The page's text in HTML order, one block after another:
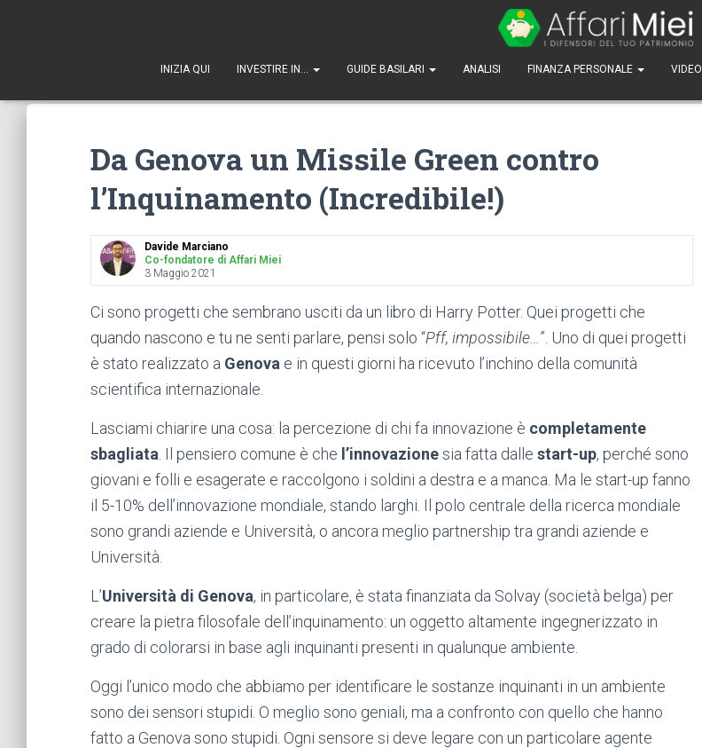
INIZIA QUI INVESTIRE IN… GUIDE BASILARI ANALISI FINANZA PERSONALE VIDEO
Da Genova un Missile Green contro
l’Inquinamento (Incredibile!)
Davide Marciano
Co-fondatore di Affari Miei
3 Maggio 2021
Ci sono progetti che sembrano usciti da un libro di Harry Potter. Quei progetti che
quando nascono e tu ne senti parlare, pensi solo “Pff, impossibile… ”. Uno di quei progetti
è stato realizzato a Genova e in questi giorni ha ricevuto l’inchino della comunità
scientifica internazionale.
Lasciami chiarire una cosa: la percezione di chi fa innovazione è completamente
sbagliata Il pensiero comune è che l’innovazionesia fatta dalle start-up, perché sono
giovani e folli e esagerate e raccolgono i soldini a destra e a manca. Ma le start-up fanno
il 5-10% dell’innovazione mondiale, stando larghi. Il polo centrale della ricerca mondiale
sono grandi aziende e Università, o ancora meglio partnership tra grandi aziende e
Università.
L’Università di Genova, in particolare, è stata finanziata da Solvay (società belga) per
creare la pietra filosofale dell’inquinamento: un oggetto altamente ingegnerizzato in
grado di colorarsi in base agli inquinanti presenti in qualunque ambiente.
Oggi l’unico modo che abbiamo per identificare le sostanze inquinanti in un ambiente
sono dei sensori stupidi. O meglio sono geniali, ma a confronto con quello che hanno
fatto a Genova sono stupidi. Ogni sensore si deve legare con un particolare agente